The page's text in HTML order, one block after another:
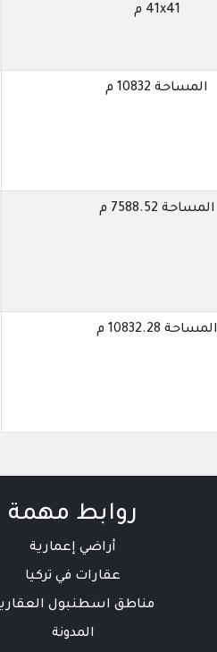
41x41 م
المساحة 10832 م
المساحة 7588.52 م
المساحة 10832.28 م
روابط مهمة
أراضي إعمارية
عقارات في تركيا
مناطق اسطنبول
المدونة